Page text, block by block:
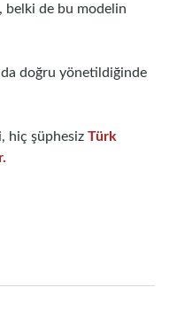
belki de bu modelin
doğru yönetildiğinde
hiç şüphesiz Türk